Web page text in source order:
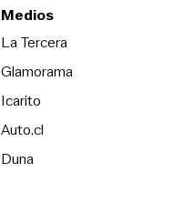
Medios
La TerceraOpens in new
Glamorama
Icarito
Auto.cl
DunaOpens in new window